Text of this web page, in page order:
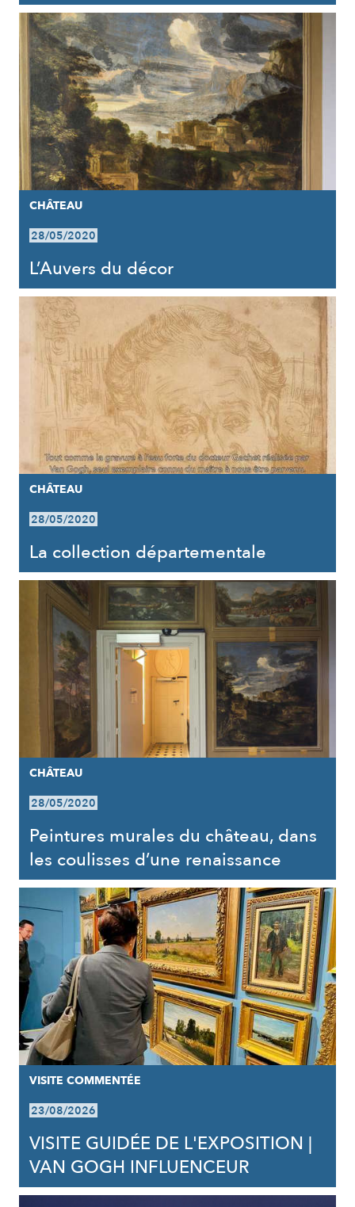
CHÂTEAU
28/05/2020
L’Auvers du décor
CHÂTEAU
28/05/2020
La collection départementale
CHÂTEAU
28/05/2020
Peintures murales du château, dans
les coulisses d’une renaissance
VISITE COMMENTÉE
23/08/2026
VISITE GUIDÉE DE L'EXPOSITION |
VAN GOGH INFLUENCEUR